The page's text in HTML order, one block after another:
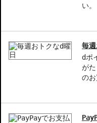
ざいませんのでご安心くださ
特別なクリックブラシアプ
ーズな使用感を実現。
長持ちする仕上がり-透明
多様な使用方法-単独また
能、自由なスタイリングを
い。
毎
dポ
が
のお